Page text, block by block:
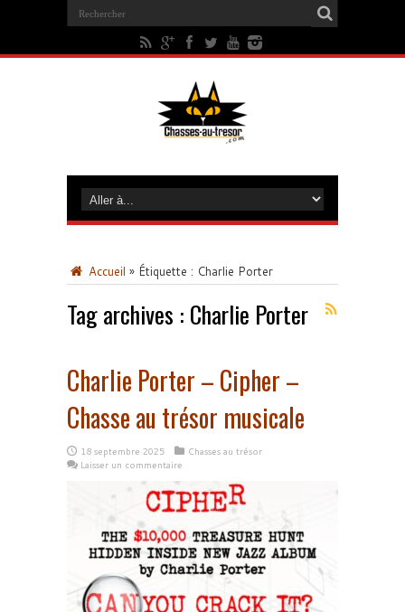
Accueil » Étiquette : Charlie Porter
Tag archives : Charlie Porter
Charlie Porter – Cipher –
Chasse au trésor musicale
18 septembre 2025
Chasses au trésor
Laisser un commentaire